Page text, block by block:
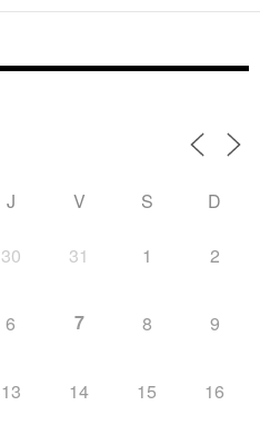
J V S D
30 31 1 2
6 7 8 9
13 14 15 16